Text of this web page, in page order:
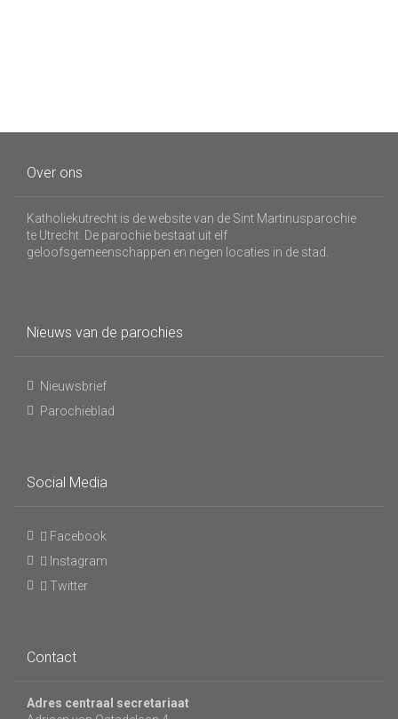
Over ons
Katholiekutrecht is de website van de Sint Martinusparochie
te Utrecht. De parochie bestaat uit elf
geloofsgemeenschappen en negen locaties in de stad.
Nieuws van de parochies
Nieuwsbrief
Parochieblad
Social Media
Facebook
Instagram
Twitter
Contact
Adres centraal secretariaat